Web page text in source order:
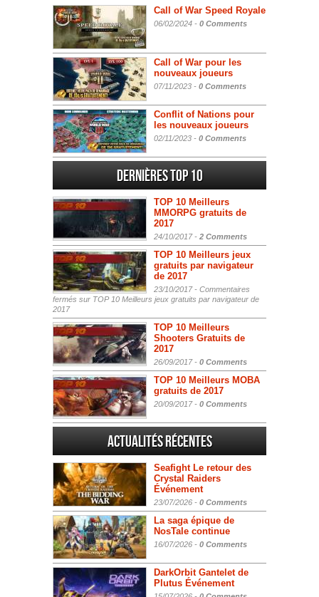
Call of War Speed Royale
06/02/2024 - 0 Comments
Call of War pour les
nouveaux joueurs
07/11/2023 - 0 Comments
Conflit of Nations pour
les nouveaux joueurs
02/11/2023 - 0 Comments
Dernières Top 10
TOP 10 Meilleurs
MMORPG gratuits de
2017
24/10/2017 - 2 Comments
TOP 10 Meilleurs jeux
gratuits par navigateur
de 2017
23/10/2017 - Commentaires
fermés sur TOP 10 Meilleurs jeux gratuits par navigateur de
2017
TOP 10 Meilleurs
Shooters Gratuits de
2017
26/09/2017 - 0 Comments
TOP 10 Meilleurs MOBA
gratuits de 2017
20/09/2017 - 0 Comments
Actualités Récentes
Seafight Le retour des
Crystal Raiders
Événement
23/07/2026 - 0 Comments
La saga épique de
NosTale continue
16/07/2026 - 0 Comments
DarkOrbit Gantelet de
Plutus Événement